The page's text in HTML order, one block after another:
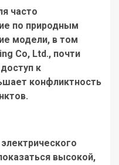
часто
по природным
модели, в том
Co, Ltd., почти
к
конфликтность
электрического
высокой,